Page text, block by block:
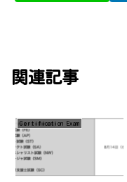
関連記事
Certification Exam